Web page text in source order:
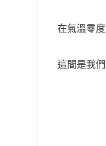
在氣溫零
這間是我